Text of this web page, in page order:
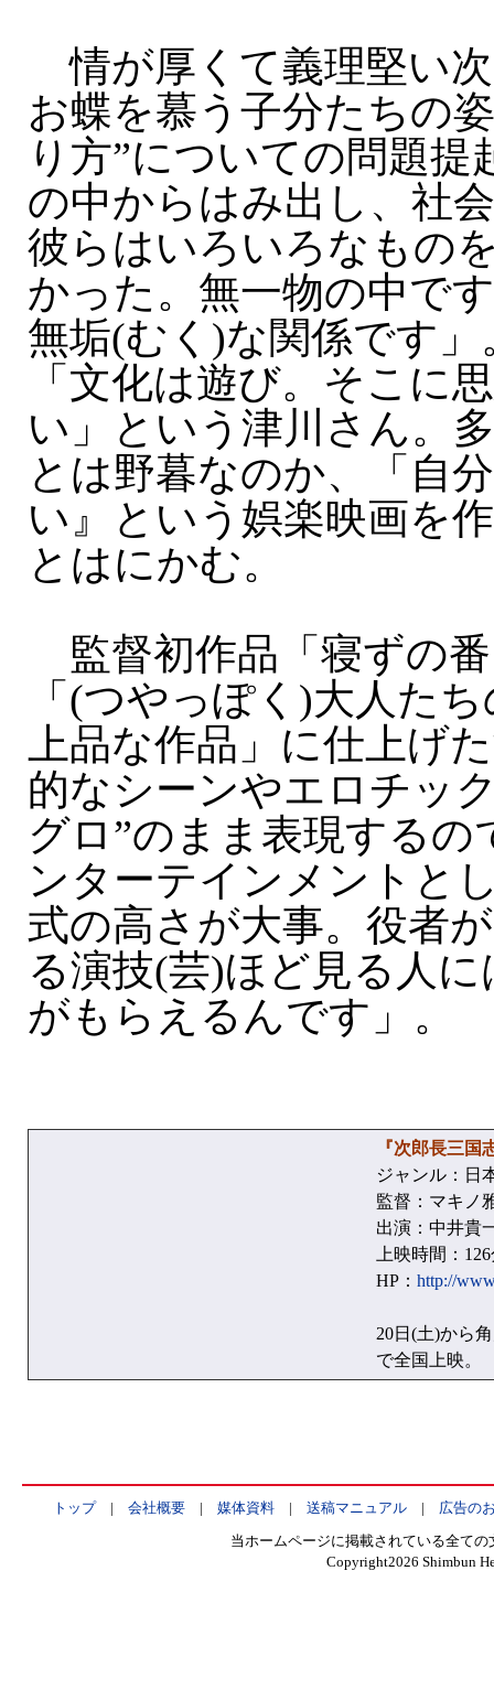
情が厚くて義理堅い
お蝶を慕う子分たちの
り方”についての問題提
の中からはみ出し、社
彼らはいろいろなもの
かった。無一物の中で
無垢(むく)な関係です
「文化は遊び。そこに
い」という津川さん。
とは野暮なのか、「自
い』という娯楽映画を
とはにかむ。
監督初作品「寝ずの番
「(つやっぽく)大人た
上品な作品」に仕上げ
的なシーンやエロチッ
グロ”のまま表現するの
ンターテインメントと
式の高さが大事。役者
る演技(芸)ほど見る人
がもらえるんです」。
『次郎長三国
ジャンル：日
監督：マキノ
出演：中井貴
上映時間：
HP： http://
20日(土)から
で全国上映。
トップ| 会社概要| 媒体資料| 送稿マニュアル| 広告の
当ホームページに掲載されている全て
Copyright2026 Shimbun